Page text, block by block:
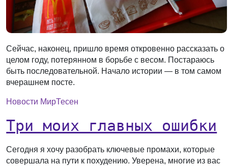
Сейчас, наконец, пришло время откровенно рассказать о
целом году, потерянном в борьбе с весом. Постараюсь
быть последовательной. Начало истории — в том самом
вчерашнем посте.
Новости МирТесен
Три моих главных ошибки
Сегодня я хочу разобрать ключевые промахи, которые
совершала на пути к похудению. Уверена, многие из вас